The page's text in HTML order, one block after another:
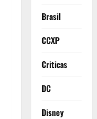
Brasil
CCXP
Criticas
DC
Disney